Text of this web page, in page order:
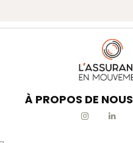
À PROPOS DE NOUS